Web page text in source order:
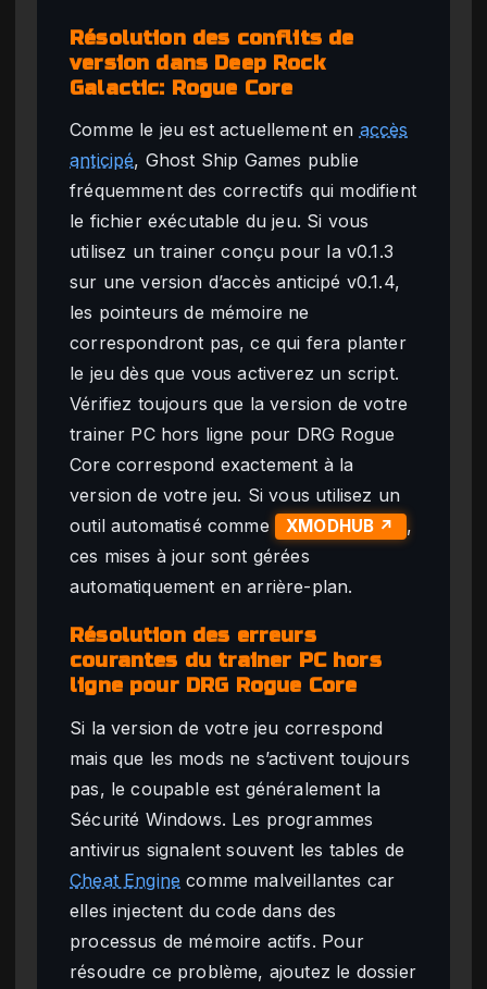
Résolution des conflits de
version dans Deep Rock
Galactic: Rogue Core
Comme le jeu est actuellement en accès
anticipé, Ghost Ship Games publie
fréquemment des correctifs qui modifient
le fichier exécutable du jeu. Si vous
utilisez un trainer conçu pour la v0.1.3
sur une version d’accès anticipé v0.1.4,
les pointeurs de mémoire ne
correspondront pas, ce qui fera planter
le jeu dès que vous activerez un script.
Vérifiez toujours que la version de votre
trainer PC hors ligne pour DRG Rogue
Core correspond exactement à la
version de votre jeu. Si vous utilisez un
outil automatisé comme
XMODHUB ↗
,
ces mises à jour sont gérées
automatiquement en arrière-plan.
Résolution des erreurs
courantes du trainer PC hors
ligne pour DRG Rogue Core
Si la version de votre jeu correspond
mais que les mods ne s’activent toujours
pas, le coupable est généralement la
Sécurité Windows. Les programmes
antivirus signalent souvent les tables de
Cheat Engine comme malveillantes car
elles injectent du code dans des
processus de mémoire actifs. Pour
résoudre ce problème, ajoutez le dossier